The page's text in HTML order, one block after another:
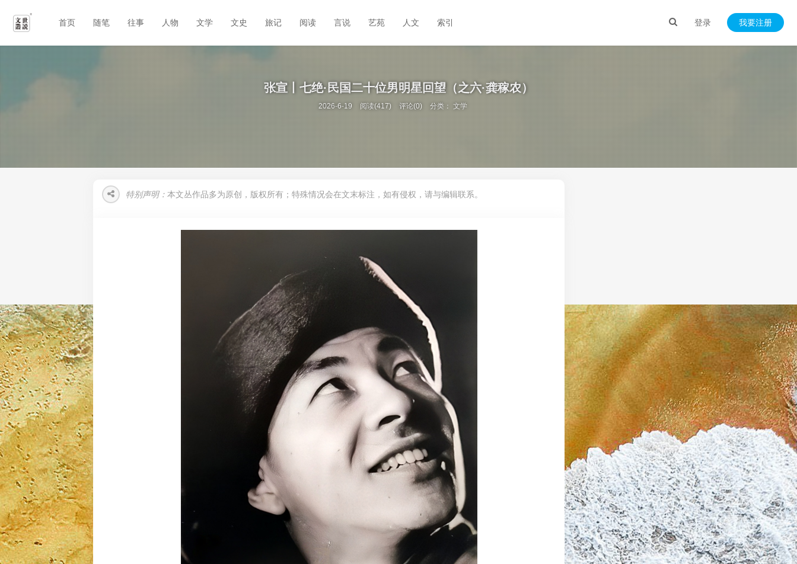
登录 我要注册
首页 随笔 往事 人物 文学 文史 旅记 阅读 言说 艺苑 人文 索引
张宣丨七绝·民国二十位男明星回望（之六·龚稼农）
2026-6-19 阅读(417) 评论(0) 分类：文学
特别声明： 本文丛作品多为原创，版权所有；特殊情况会在文末标注，如有侵权，请与编辑联系。